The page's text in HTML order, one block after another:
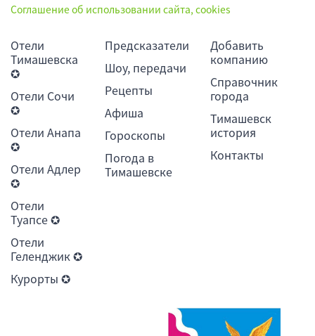
Соглашение об использовании сайта, cookies
Отели
Тимашевска
✪
Отели Сочи
✪
Отели Анапа
✪
Отели Адлер
✪
Отели
Туапсе ✪
Отели
Геленджик ✪
Курорты ✪
Предсказатели
Шоу, передачи
Рецепты
Афиша
Гороскопы
Погода в
Тимашевске
Добавить
компанию
Справочник
города
Тимашевск
история
Контакты